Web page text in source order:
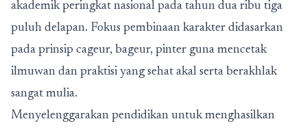
akademik peringkat nasional pada tahun dua ribu tiga
puluh delapan. Fokus pembinaan karakter didasarkan
pada prinsip cageur, bageur, pinter guna mencetak
ilmuwan dan praktisi yang sehat akal serta berakhlak
sangat mulia.
Menyelenggarakan pendidikan untuk menghasilkan